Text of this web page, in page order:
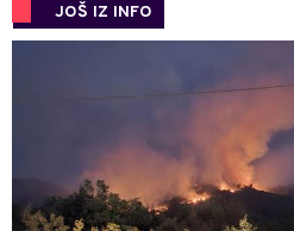
JOŠ IZ INFO